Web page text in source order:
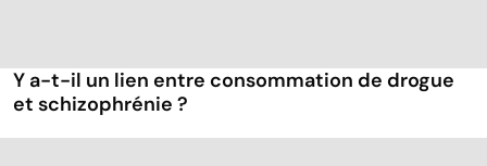
Y a-t-il un lien entre consommation de drogue
et schizophrénie ?